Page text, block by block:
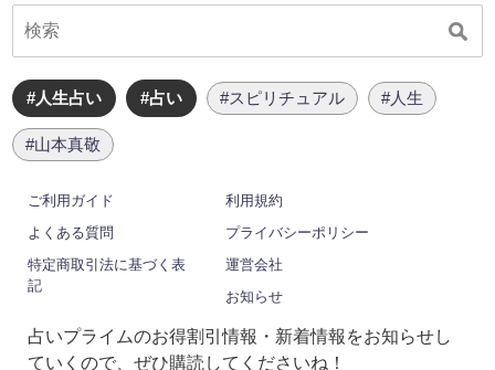
#人生占い #占い #スピリチュアル #人生
#山本真敬
ご利用ガイド
利用規約
よくある質問
プライバシーポリシー
特定商取引法に基づく表
記
運営会社
お知らせ
占いプライムのお得割引情報・新着情報をお知らせし
ていくので、ぜひ購読してくださいね！